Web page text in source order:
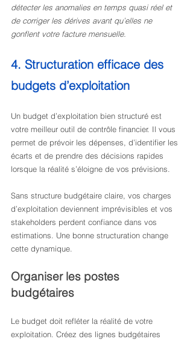
détecter les anomalies en temps quasi réel et
de corriger les dérives avant qu’elles ne
gonflent votre facture mensuelle.
4. Structuration efficace des
budgets d’exploitation
Un budget d’exploitation bien structuré est
votre meilleur outil de contrôle financier. Il vous
permet de prévoir les dépenses, d’identifier les
écarts et de prendre des décisions rapides
lorsque la réalité s’éloigne de vos prévisions.
Sans structure budgétaire claire, vos charges
d’exploitation deviennent imprévisibles et vos
stakeholders perdent confiance dans vos
estimations. Une bonne structuration change
cette dynamique.
Organiser les postes
budgétaires
Le budget doit refléter la réalité de votre
exploitation. Créez des lignes budgétaires